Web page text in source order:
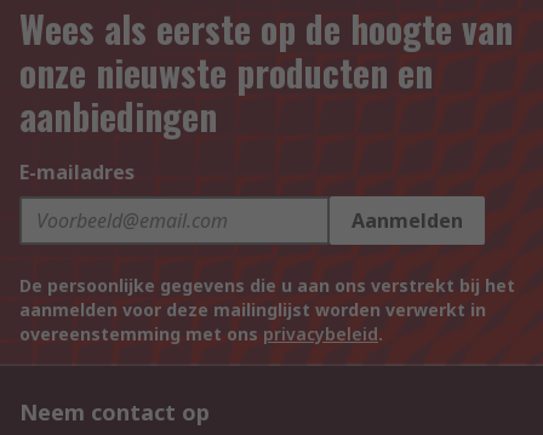
Wees als eerste op de hoogte van
onze nieuwste producten en
aanbiedingen
E-mailadres
Aanmelden
De persoonlijke gegevens die u aan ons verstrekt bij het
aanmelden voor deze mailinglijst worden verwerkt in
overeenstemming met ons privacybeleid.
Neem contact op